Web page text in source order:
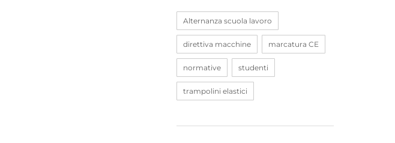
Alternanza scuola lavoro
direttiva macchine marcatura CE
normative studenti
trampolini elastici